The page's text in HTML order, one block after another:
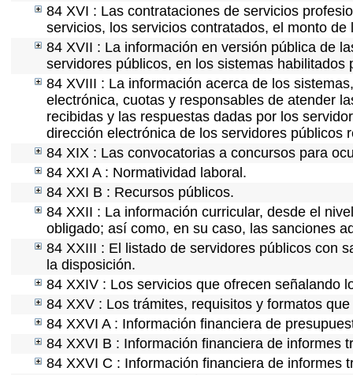
84 XVI : Las contrataciones de servicios
servicios, los servicios contratados, el monto
84 XVII : La información en versión pública de
servidores públicos, en los sistemas
84 XVIII : La información acerca de los
electrónica, cuotas y responsables de atender
recibidas y las respuestas dadas por los
dirección electrónica de los servidores públicos
84 XIX : Las convocatorias a concursos para
84 XXI A : Normatividad laboral.
84 XXI B : Recursos públicos.
84 XXII : La información curricular, desde el
obligado; así como, en su caso, las sanciones
84 XXIII : El listado de servidores públicos con
la disposición.
84 XXIV : Los servicios que ofrecen señalando
84 XXV : Los trámites, requisitos y formatos
84 XXVI A : Información financiera de
84 XXVI B : Información financiera de informes
84 XXVI C : Información financiera de informes